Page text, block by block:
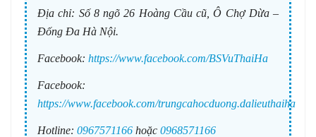
Địa chỉ: Số 8 ngõ 26 Hoàng Cầu cũ, Ô Chợ Dừa –
Đống Đa Hà Nội.
Facebook: https://www.facebook.com/BSVuThaiHa
Facebook:
https://www.facebook.com/trungcahocduong.dalieuthaiha
Hotline: 0967571166 hoặc 0968571166